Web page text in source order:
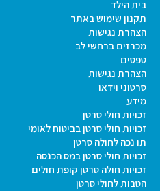
בית הילד
תקנון שימוש באתר
הצהרת נגישות
מכרזים ברחשי לב
טפסים
הצהרת נגישות
סרטוני וידאו
מידע
זכויות חולי סרטן
זכויות חולי סרטן בביטוח לאומי
תו נכה לחולה סרטן
זכויות חולי סרטן במס הכנסה
זכויות חולה סרטן קופת חולים
הטבות לחולי סרטן